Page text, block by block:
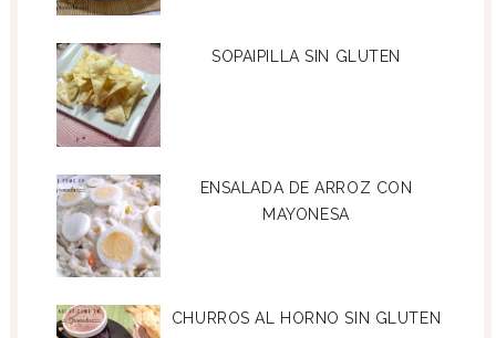
SOPAIPILLA SIN GLUTEN
ENSALADA DE ARROZ CON
MAYONESA
CHURROS AL HORNO SIN GLUTEN